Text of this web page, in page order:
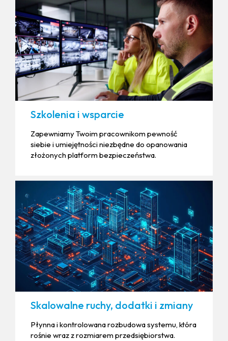
Szkolenia i wsparcie
Zapewniamy Twoim pracownikom pewność
siebie i umiejętności niezbędne do opanowania
złożonych platform bezpieczeństwa.
Skalowalne ruchy, dodatki i zmiany
Płynna i kontrolowana rozbudowa systemu, która
rośnie wraz z rozmiarem przedsiębiorstwa.